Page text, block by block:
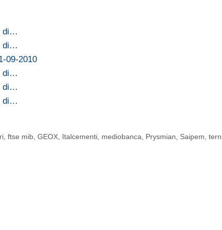
di…
di…
09-2010
di…
di…
di…
,ftse mib ,GEOX Italcementi mediobanca Prysmian Saipem ,